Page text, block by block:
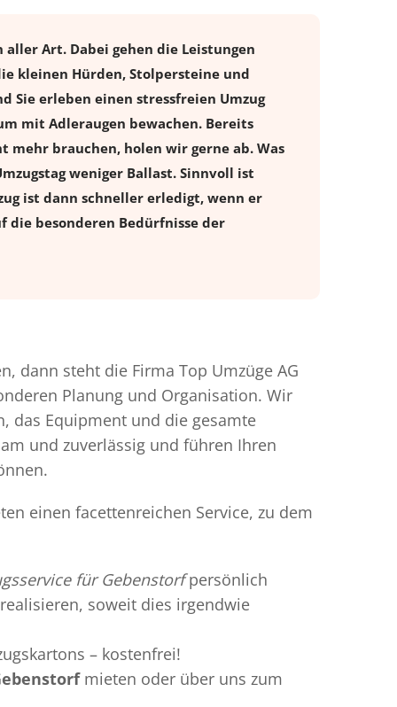
aller Art. Dabei gehen die Leistungen
kleinen Hürden, Stolpersteine und
Sie erleben einen stressfreien Umzug
mit Adleraugen bewachen. Bereits
mehr brauchen, holen wir gerne ab. Was
weniger Ballast. Sinnvoll ist
ist dann schneller erledigt, wenn er
die besonderen Bedürfnisse der
dann steht die Firma Top Umzüge AG
Planung und Organisation. Wir
das Equipment und die gesamte
und zuverlässig und führen Ihren
einen facettenreichen Service, zu dem
für Gebenstorfpersönlich
soweit dies irgendwie
– kostenfrei!
mieten oder über uns zum